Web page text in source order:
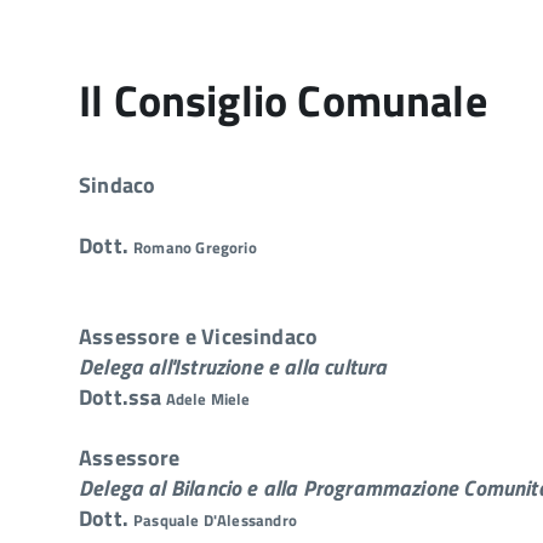
Il Consiglio Comunale
Sindaco
Dott. Romano Gregorio
Assessore e Vicesindaco
Delega all'Istruzione e alla cultura
Dott.ssa Adele Miele
Assessore
Delega al Bilancio e alla Programmazione
Dott. Pasquale D'Alessandro